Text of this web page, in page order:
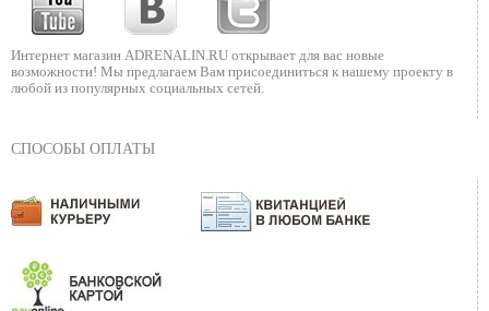
Интернет магазин ADRENALIN.RU открывает для вас новые
возможности! Мы предлагаем Вам присоединиться к нашему проекту в
любой из популярных социальных сетей.
СПОСОБЫ ОПЛАТЫ